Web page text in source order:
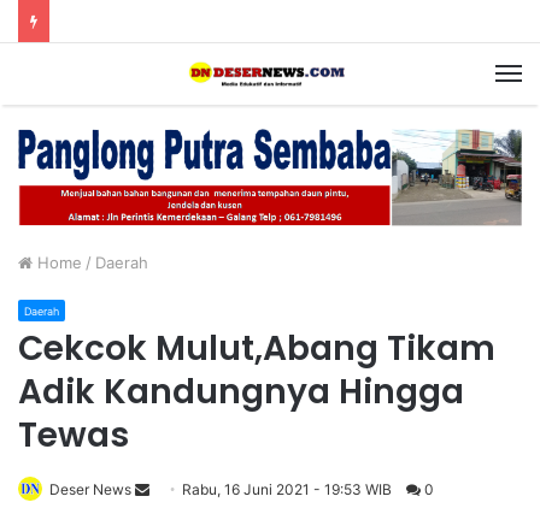
Home / Daerah
Daerah
Cekcok Mulut,Abang Tikam
Adik Kandungnya Hingga
Tewas
Deser News Rabu, 16 Juni 2021 - 19:53 WIB 0